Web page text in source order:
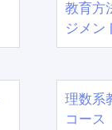
教育方
ジメン
理数系
コース